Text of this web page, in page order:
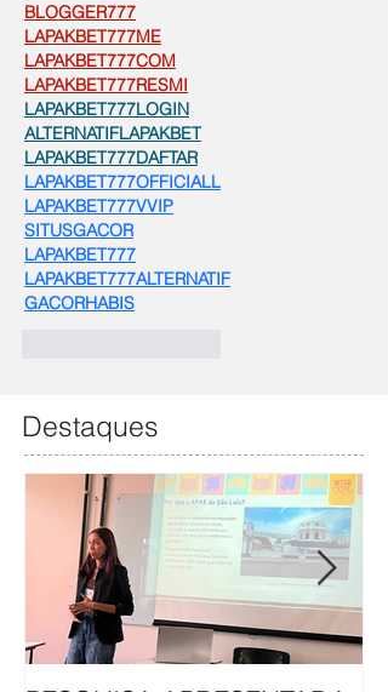
BLOGGER777
LAPAKBET777ME
LAPAKBET777COM
LAPAKBET777RESMI
LAPAKBET777LOGIN
ALTERNATIFLAPAKBET
LAPAKBET777DAFTAR
LAPAKBET777OFFICIALL
LAPAKBET777VVIP
SITUSGACOR
LAPAKBET777
LAPAKBET777ALTERNATIF
GACORHABIS
Destaques